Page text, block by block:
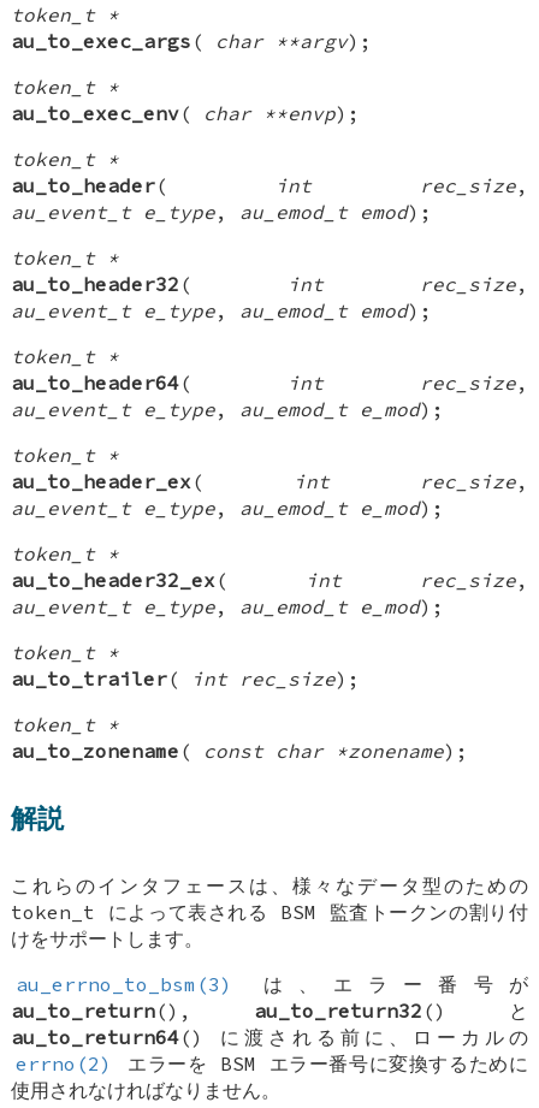
token_t *
au_to_exec_args ( char **argv);
token_t *
au_to_exec_env( char **envp);
token_t *
au_to_header( int rec_size,
au_event_t e_type, au_emod_t emod);
token_t *
au_to_header32 ( int rec_size,
au_event_t e_type, au_emod_t emod);
token_t *
au_to_header64( int rec_size,
au_event_t e_type, au_emod_t e_mod);
token_t *
au_to_header_ex ( int rec_size,
au_event_t e_type, au_emod_t e_mod);
token_t *
au_to_header32_ex ( int rec_size,
au_event_t e_type, au_emod_t e_mod);
token_t *
au_to_trailer( int rec_size);
token_t *
au_to_zonename ( const char *zonename);
解説
これらのインタフェースは、様々なデータ型のための
token_t によって表される BSM 監査トークンの割り付
けをサポートします。
au_errno_to_bsm(3)
は、エラー番号が
au_to_return(), au_to_return32 () と
au_to_return64() に渡される前に、ローカルの
errno(2)
エラーを BSM エラー番号に変換するために
使用されなければなりません。